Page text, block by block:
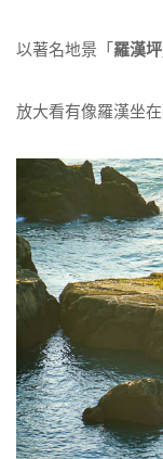
以著名地景「 羅漢坪
放大看有像羅漢坐在